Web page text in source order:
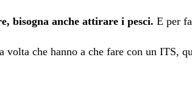
bisogna anche attirare i pesci. E per
volta che hanno a che fare con un ITS,